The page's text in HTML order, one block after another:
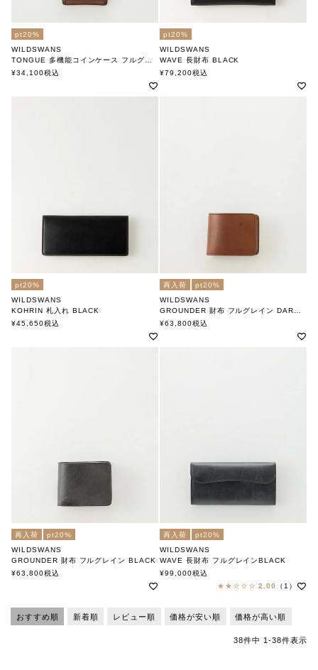
pt20%
WILDSWANS
TONGUE 多機能コインケース フルグレイン DARK STAIN
ワイルドスワンズ
¥34,100税込
pt20%
WILDSWANS
WAVE 長財布 BLACK
ワイルドスワンズ
¥79,200税込
pt20%
WILDSWANS
KOHRIN 札入れ BLACK
ワイルドスワンズ
¥45,650税込
再入荷
pt20%
WILDSWANS
GROUNDER 財布 フルグレイン DARKSTAIN
ワイルドスワンズ
¥63,800税込
再入荷
pt20%
WILDSWANS
GROUNDER 財布 フルグレイン BLACK
ワイルドスワンズ
¥63,800税込
再入荷
pt20%
WILDSWANS
WAVE 長財布 フルグレインBLACK
ワイルドスワンズ
¥99,000税込
2.00
（1）
おすすめ順 新着順 レビュー順 価格が安い順 価格が高い順
38件中 1-38件表示